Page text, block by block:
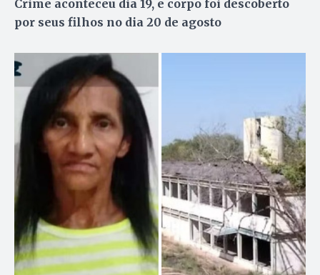
Crime aconteceu dia 19, e corpo foi descoberto
por seus filhos no dia 20 de agosto